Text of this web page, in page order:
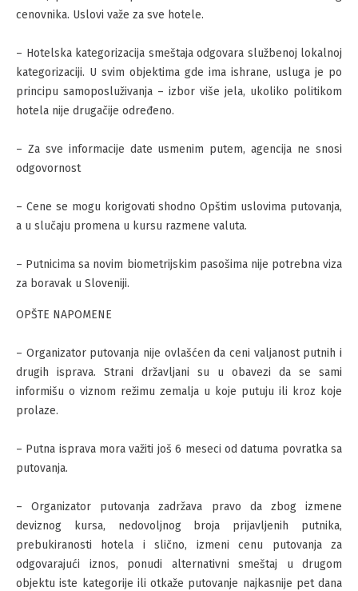
cenovnika. Uslovi važe za sve hotele.
– Hotelska kategorizacija smeštaja odgovara službenoj lokalnoj
kategorizaciji. U svim objektima gde ima ishrane, usluga je po
principu samoposluživanja – izbor više jela, ukoliko politikom
hotela nije drugačije određeno.
– Za sve informacije date usmenim putem, agencija ne snosi
odgovornost
– Cene se mogu korigovati shodno Opštim uslovima putovanja,
a u slučaju promena u kursu razmene valuta.
– Putnicima sa novim biometrijskim pasošima nije potrebna viza
za boravak u Sloveniji.
OPŠTE NAPOMENE
– Organizator putovanja nije ovlašćen da ceni valjanost putnih i
drugih isprava. Strani državljani su u obavezi da se sami
informišu o viznom režimu zemalja u koje putuju ili kroz koje
prolaze.
– Putna isprava mora važiti još 6 meseci od datuma povratka sa
putovanja.
– Organizator putovanja zadržava pravo da zbog izmene
deviznog kursa, nedovoljnog broja prijavljenih putnika,
prebukiranosti hotela i slično, izmeni cenu putovanja za
odgovarajući iznos, ponudi alternativni smeštaj u drugom
objektu iste kategorije ili otkaže putovanje najkasnije pet dana